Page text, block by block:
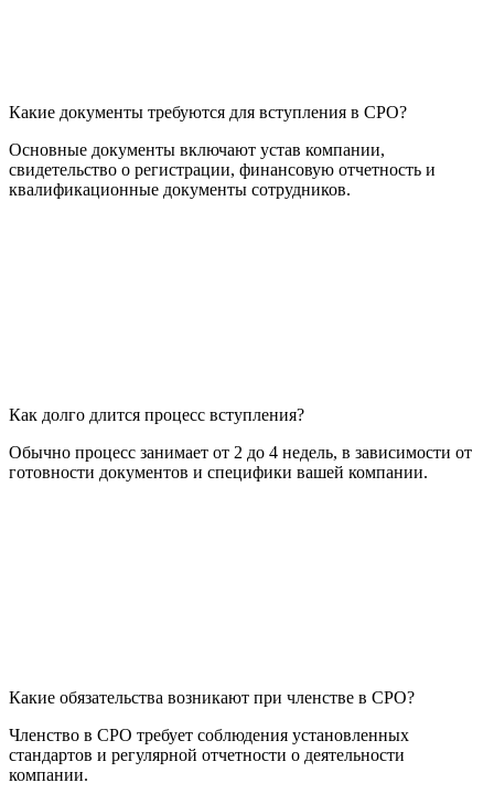
Какие документы требуются для вступления в СРО?
Основные документы включают устав компании,
свидетельство о регистрации, финансовую отчетность и
квалификационные документы сотрудников.
Как долго длится процесс вступления?
Обычно процесс занимает от 2 до 4 недель, в зависимости от
готовности документов и специфики вашей компании.
Какие обязательства возникают при членстве в СРО?
Членство в СРО требует соблюдения установленных
стандартов и регулярной отчетности о деятельности
компании.